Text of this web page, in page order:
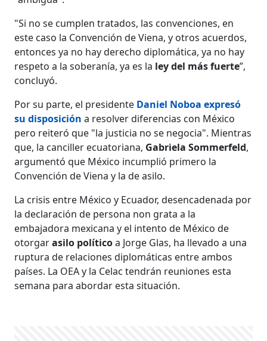
"Si no se cumplen tratados, las convenciones, en
este caso la Convención de Viena, y otros acuerdos,
entonces ya no hay derecho diplomática, ya no hay
respeto a la soberanía, ya es la ley del más fuerte”,
concluyó.
Por su parte, el presidente Daniel Noboa expresó
su disposición a resolver diferencias con México
pero reiteró que "la justicia no se negocia". Mientras
que, la canciller ecuatoriana, Gabriela Sommerfeld,
argumentó que México incumplió primero la
Convención de Viena y la de asilo.
La crisis entre México y Ecuador, desencadenada por
la declaración de persona non grata a la
embajadora mexicana y el intento de México de
otorgarasilo políticoa Jorge Glas, ha llevado a una
ruptura de relaciones diplomáticas entre ambos
países. La OEA y la Celac tendrán reuniones esta
semana para abordar esta situación.